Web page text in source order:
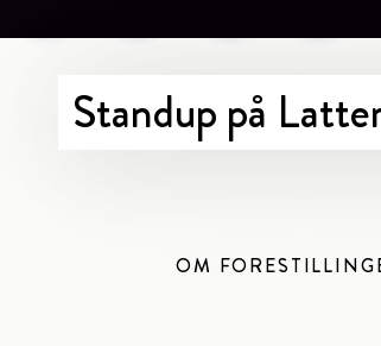
Standup på
OM